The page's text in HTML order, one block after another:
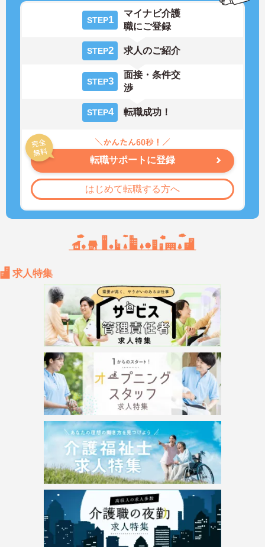
STEP1
マイナビ介護
職にご登録
STEP2 求人のご紹介
STEP3
面接・条件交
渉
STEP4 転職成功！
転職サポートに登録
はじめて転職する方へ
求人特集